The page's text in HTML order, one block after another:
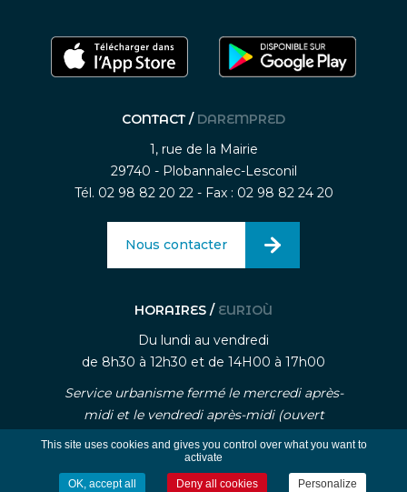
CONTACT / DAREMPRED
1, rue de la Mairie
29740 - Plobannalec-Lesconil
Tél. 02 98 82 20 22 - Fax : 02 98 82 24 20
Nous contacter
HORAIRES / EURIOÙ
Du lundi au vendredi
de 8h30 à 12h30 et de 14H00 à 17h00
Service urbanisme fermé le mercredi après-
midi et le vendredi après-midi (ouvert
uniquement sur rendez-vous)
This site uses cookies and gives you control over what you want to
activate
OK, accept all Deny all cookies Personalize